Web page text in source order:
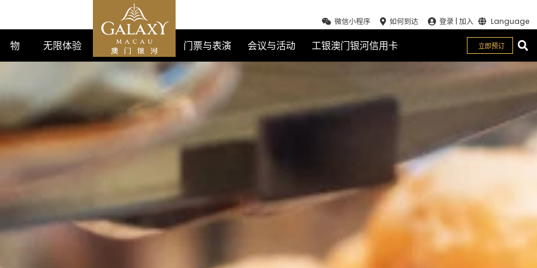
微信小程序 如何到达 登录 |加入 Language
物 无限体验 门票与表演 会议与活动 工银澳门银河信用卡
立即预订
关闭